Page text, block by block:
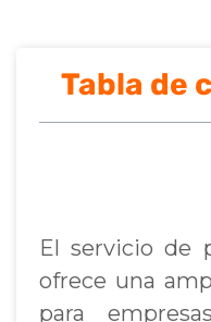
Tabla de
El servicio de
ofrece una
para